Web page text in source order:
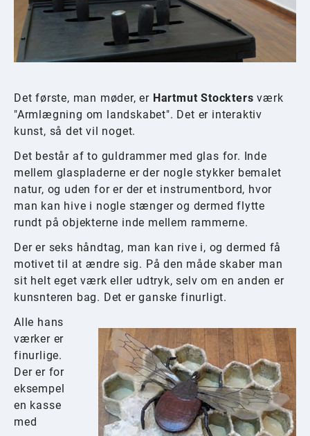
Det første, man møder, er Hartmut Stockters værk
"Armlægning om landskabet". Det er interaktiv
kunst, så det vil noget.
Det består af to guldrammer med glas for. Inde
mellem glaspladerne er der nogle stykker bemalet
natur, og uden for er der et instrumentbord, hvor
man kan hive i nogle stænger og dermed flytte
rundt på objekterne inde mellem rammerne.
Der er seks håndtag, man kan rive i, og dermed få
motivet til at ændre sig. På den måde skaber man
sit helt eget værk eller udtryk, selv om en anden er
kunsnteren bag. Det er ganske finurligt.
Alle hans
værker er
finurlige.
Der er for
eksempel
en kasse
med